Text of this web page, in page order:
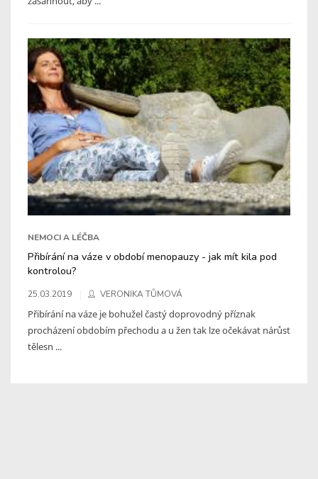
NEMOCI A LÉČBA
Přibírání na váze v období menopauzy - jak mít kila pod
kontrolou?
25.03.2019 VERONIKA TŮMOVÁ
Přibírání na váze je bohužel častý doprovodný příznak
procházení obdobím přechodu a u žen tak lze očekávat nárůst
tělesn ...